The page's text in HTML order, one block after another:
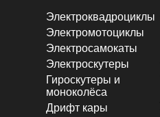
Электроквадроциклы
Электромотоциклы
Электросамокаты
Электроскутеры
Гироскутеры и
моноколёса
Дрифт кары